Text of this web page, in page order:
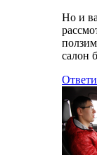
Но и
салон